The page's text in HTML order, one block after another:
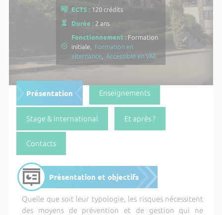
ECTS : 120 crédits
Durée : 2 ans
Fonctionnement : Formation
initiale, Formation en
alternance
Accessible en VAE
Présentation Enseignements
Stage & international Et après ?
Contacts
Présentation et objectifs
Quelle que soit leur typologie, les risques nécessitent
des moyens de prévention et de gestion qui ne